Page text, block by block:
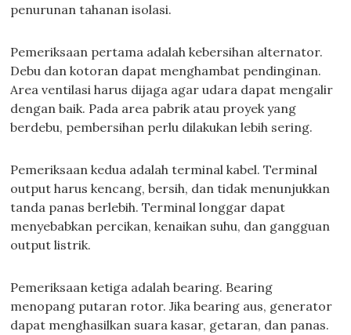
penurunan tahanan isolasi.
Pemeriksaan pertama adalah kebersihan alternator.
Debu dan kotoran dapat menghambat pendinginan.
Area ventilasi harus dijaga agar udara dapat mengalir
dengan baik. Pada area pabrik atau proyek yang
berdebu, pembersihan perlu dilakukan lebih sering.
Pemeriksaan kedua adalah terminal kabel. Terminal
output harus kencang, bersih, dan tidak menunjukkan
tanda panas berlebih. Terminal longgar dapat
menyebabkan percikan, kenaikan suhu, dan gangguan
output listrik.
Pemeriksaan ketiga adalah bearing. Bearing
menopang putaran rotor. Jika bearing aus, generator
dapat menghasilkan suara kasar, getaran, dan panas.